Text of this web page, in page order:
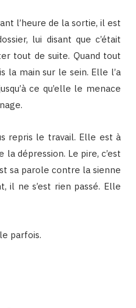
l’heure de la sortie, il est
lui disant que c’était
tout de suite. Quand tout
la main sur le sein. Elle l’a
ce qu’elle le menace
repris le travail. Elle est à
dépression. Le pire, c’est
sa parole contre la sienne
il ne s’est rien passé. Elle
parfois.